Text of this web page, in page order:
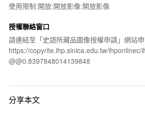
使用限制:開放:開放影像:開放影像
授權聯絡窗口
請連結至「史語所藏品圖像授權申請」網站申
https://copyrite.ihp.sinica.edu.tw/ihponlinec/
@@0.8397848014139848
分享本文